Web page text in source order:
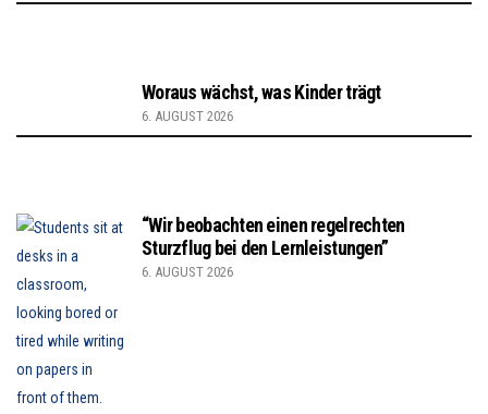
Woraus wächst, was Kinder trägt
6. AUGUST 2026
“Wir beobachten einen regelrechten
Sturzflug bei den Lernleistungen”
6. AUGUST 2026